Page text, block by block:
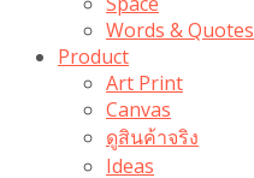
Words & Quotes
Product
Art Print
Canvas
ดูสินค้าจริง
Ideas